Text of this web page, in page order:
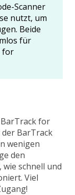
Scanner
nutzt, um
Beide
für
for
for
BarTrack
wenigen
den
schnell und
Viel